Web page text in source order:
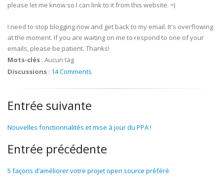
please let me know so I can link to it from this website. =)
I need to stop blogging now and get back to my email. It's overflowing
at the moment. If you are waiting on me to respond to one of your
emails, please be patient. Thanks!
Mots-clés : Aucun tag
Discussions : 14 Comments
Entrée suivante
Nouvelles fonctionnalités et mise à jour du PPA !
Entrée précédente
5 façons d’améliorer votre projet open source préféré